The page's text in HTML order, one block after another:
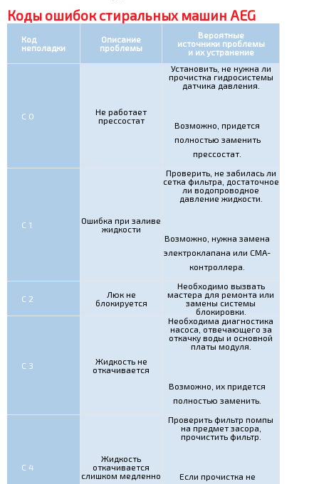
Коды ошибок стиральных машин AEG
Код
неполадки
Описание
проблемы
Вероятные
источники проблемы
и их устранение
С 0
Не работает
прессостат
Установить, не нужна ли
прочистка гидросистемы
датчика давления.
Возможно, придется
полностью заменить
прессостат.
С 1
Ошибка при заливе
жидкости
Проверить, не забилась ли
сетка фильтра, достаточное
ли водопроводное
давление жидкости.
Возможно, нужна замена
электроклапана или СМА-
контроллера.
С 2
Люк не
блокируется
Необходимо вызвать
мастера для ремонта или
замены системы
блокировки.
С 3
Жидкость не
откачивается
Необходима диагностика
насоса, отвечающего за
откачку воды и основной
платы модуля.
Возможно, их придется
полностью заменить.
С 4
Жидкость
откачивается
слишком медленно
Проверить фильтр помпы
на предмет засора,
прочистить фильтр.
Если прочистка не